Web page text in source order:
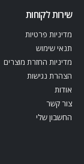
שירות לקוחות
מדיניות פרטיות
תנאי שימוש
מדיניות החזרת מוצרים
הצהרת נגישות
אודות
צור קשר
החשבון שלי